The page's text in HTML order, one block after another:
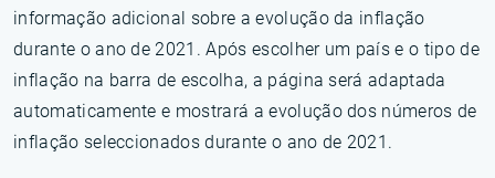
informação adicional sobre a evolução da inflação
durante o ano de 2021. Após escolher um país e o tipo de
inflação na barra de escolha, a página será adaptada
automaticamente e mostrará a evolução dos números de
inflação seleccionados durante o ano de 2021.